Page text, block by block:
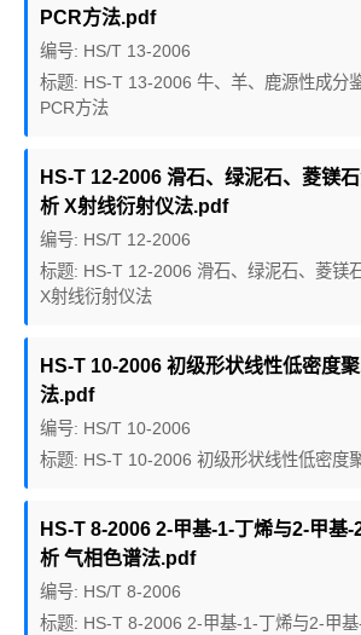
PCR方法.pdf
编号: HS/T 13-2006
标题: HS-T 13-2006 牛、羊、鹿源性成分
PCR方法
HS-T 12-2006 滑石、绿泥石、菱镁
析 X射线衍射仪法.pdf
编号: HS/T 12-2006
标题: HS-T 12-2006 滑石、绿泥石、菱镁
X射线衍射仪法
HS-T 10-2006 初级形状线性低密度
法.pdf
编号: HS/T 10-2006
标题: HS-T 10-2006 初级形状线性低密度
HS-T 8-2006 2-甲基-1-丁烯与2-甲基
析 气相色谱法.pdf
编号: HS/T 8-2006
标题: HS-T 8-2006 2-甲基-1-丁烯与2-甲